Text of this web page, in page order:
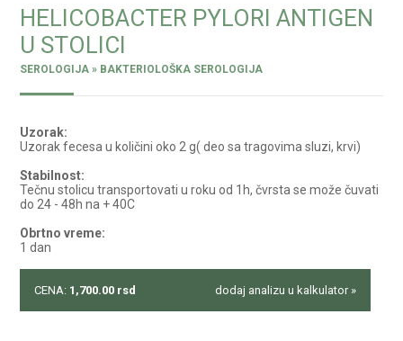
HELICOBACTER PYLORI ANTIGEN
U STOLICI
SEROLOGIJA » BAKTERIOLOŠKA SEROLOGIJA
Uzorak:
Uzorak fecesa u količini oko 2 g( deo sa tragovima sluzi, krvi)
Stabilnost:
Tečnu stolicu transportovati u roku od 1h, čvrsta se može čuvati
do 24 - 48h na + 40C
Obrtno vreme:
1 dan
CENA: 1,700.00 rsd dodaj analizu u kalkulator »